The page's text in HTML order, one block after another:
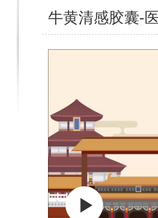
牛黄清感胶囊-